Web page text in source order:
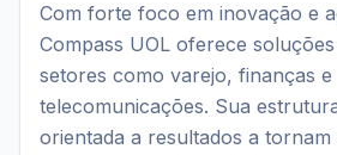
Com forte foco em inovação e
Compass UOL oferece
setores como varejo, finanças e
telecomunicações. Sua
orientada a resultados a